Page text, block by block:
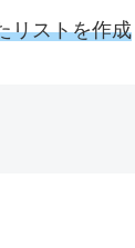
リストを作成